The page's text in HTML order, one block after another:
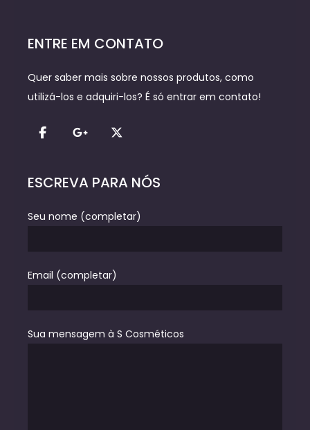
ENTRE EM CONTATO
Quer saber mais sobre nossos produtos, como
utilizá-los e adquiri-los? É só entrar em contato!
ESCREVA PARA NÓS
Seu nome (completar)
Email (completar)
Sua mensagem à S Cosméticos